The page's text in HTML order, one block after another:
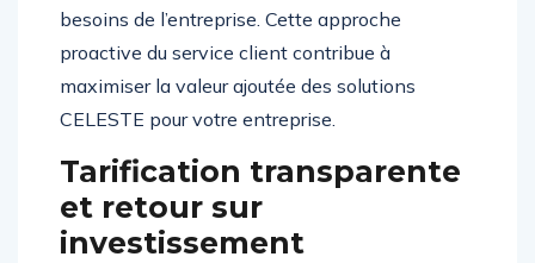
besoins de l’entreprise. Cette approche
proactive du service client contribue à
maximiser la valeur ajoutée des solutions
CELESTE pour votre entreprise.
Tarification transparente
et retour sur
investissement